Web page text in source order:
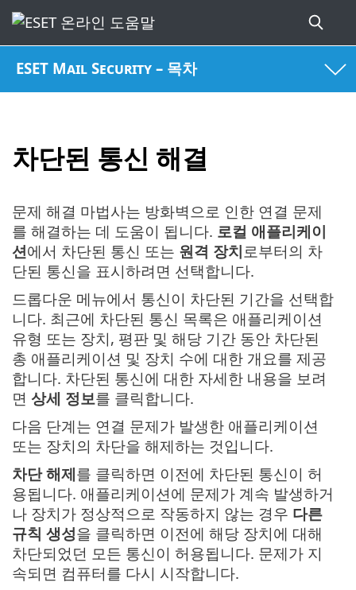
ESET Mail Security – 목차
차단된 통신 해결
문제 해결 마법사는 방화벽으로 인한 연결 문제
를 해결하는 데 도움이 됩니다. 로컬 애플리케이
션에서 차단된 통신 또는 원격 장치로부터의 차
단된 통신을 표시하려면 선택합니다.
드롭다운 메뉴에서 통신이 차단된 기간을 선택합
니다. 최근에 차단된 통신 목록은 애플리케이션
유형 또는 장치, 평판 및 해당 기간 동안 차단된
총 애플리케이션 및 장치 수에 대한 개요를 제공
합니다. 차단된 통신에 대한 자세한 내용을 보려
면 상세 정보를 클릭합니다.
다음 단계는 연결 문제가 발생한 애플리케이션
또는 장치의 차단을 해제하는 것입니다.
차단 해제를 클릭하면 이전에 차단된 통신이 허
용됩니다. 애플리케이션에 문제가 계속 발생하거
나 장치가 정상적으로 작동하지 않는 경우 다른
규칙 생성을 클릭하면 이전에 해당 장치에 대해
차단되었던 모든 통신이 허용됩니다. 문제가 지
속되면 컴퓨터를 다시 시작합니다.